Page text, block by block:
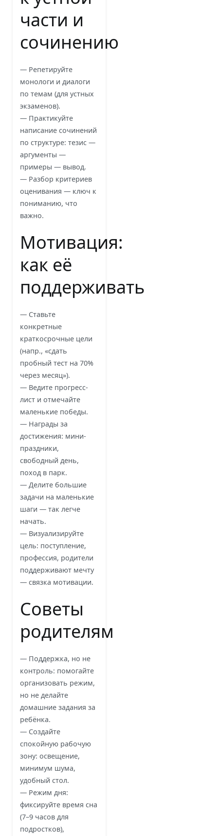
части и
сочинению
— Репетируйте
монологи и диалоги
по темам (для устных
экзаменов).
— Практикуйте
написание сочинений
по структуре: тезис —
аргументы —
примеры — вывод.
— Разбор критериев
оценивания — ключ к
пониманию, что
важно.
Мотивация:
как её
поддерживать
— Ставьте
конкретные
краткосрочные цели
(напр., «сдать
пробный тест на 70%
через месяц»).
— Ведите прогресс-
лист и отмечайте
маленькие победы.
— Награды за
достижения: мини-
праздники,
свободный день,
поход в парк.
— Делите большие
задачи на маленькие
шаги — так легче
начать.
— Визуализируйте
цель: поступление,
профессия, родители
поддерживают мечту
— связка мотивации.
Советы
родителям
— Поддержка, но не
контроль: помогайте
организовать режим,
но не делайте
домашние задания за
ребёнка.
— Создайте
спокойную рабочую
зону: освещение,
минимум шума,
удобный стол.
— Режим дня:
фиксируйте время сна
(7–9 часов для
подростков),